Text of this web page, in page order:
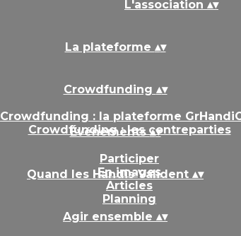
L'association ▴▾
La plateforme ▴▾
Crowdfunding ▴▾
Crowdfunding : la plateforme
Crowdfunding : les contreparties
Événements▴▾
Participer
En images
Articles
Planning
Quand les Handis Valident ▴▾
Agir ensemble ▴▾